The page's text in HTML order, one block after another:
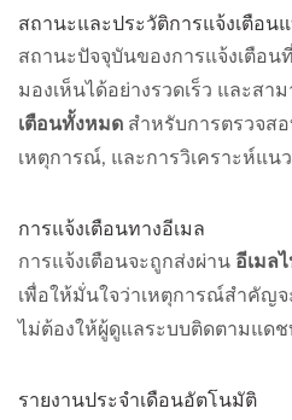
สถานะและประวัติการแจ้งเตือน
สถานะปัจจุบันของการแจ้งเตือ
มองเห็นได้อย่างรวดเร็ว และสา
เตือนทั้งหมด สำหรับการตรวจส
เหตุการณ์, และการวิเคราะห์แน
การแจ้งเตือนทางอีเมล
การแจ้งเตือนจะถูกส่งผ่าน อีเมล
เพื่อให้มั่นใจว่าเหตุการณ์สำคัญจ
ไม่ต้องให้ผู้ดูแลระบบติดตามแด
รายงานประจำเดือนอัตโนมัติ